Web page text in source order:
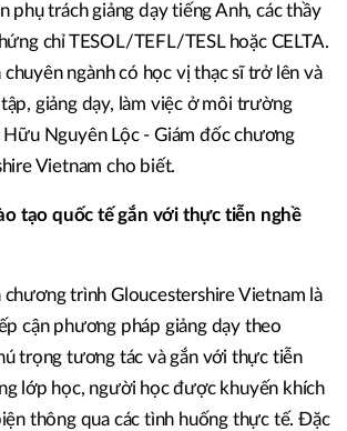
phụ trách giảng dạy tiếng Anh, các thầy
chỉ TESOL/TEFL/TESL hoặc CELTA.
chuyên ngành có học vị thạc sĩ trở lên và
giảng dạy, làm việc ở môi trường
Nguyên Lộc - Giám đốc chương
Vietnam cho biết.
tạo quốc tế gắn với thực tiễn nghề
trình Gloucestershire Vietnam là
cận phương pháp giảng dạy theo
trọng tương tác và gắn với thực tiễn
lớp học, người học được khuyến khích
thông qua các tình huống thực tế. Đặc